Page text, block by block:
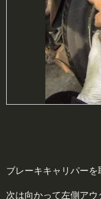
ブレーキキャリパーを
次は向かって左側ア